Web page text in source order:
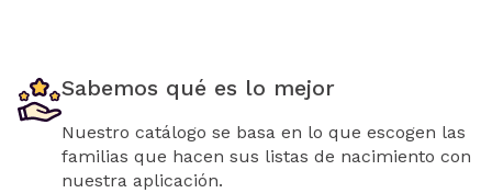
Sabemos qué es lo mejor
Nuestro catálogo se basa en lo que escogen las
familias que hacen sus listas de nacimiento con
nuestra aplicación.